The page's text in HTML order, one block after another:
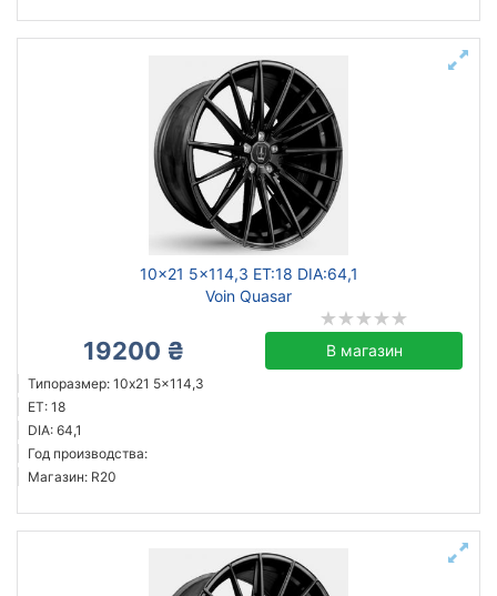
10x21 5x114,3 ET:18 DIA:64,1
Voin Quasar
19200 ₴ В магазин
Типоразмер: 10x21 5x114,3
ET: 18
DIA: 64,1
Год производства:
Магазин: R20